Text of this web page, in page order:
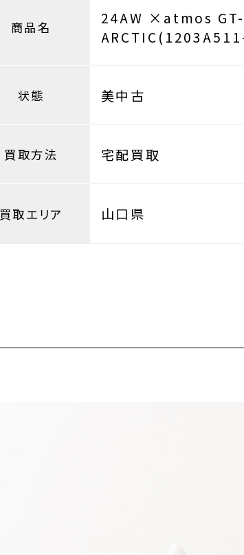
商品名
24AW ×atmos
状態 美中古
買取方法 宅配買取
買取エリア 山口県